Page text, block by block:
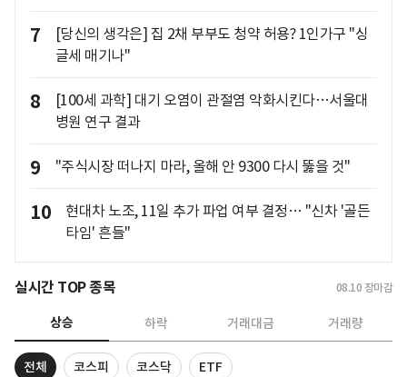
7
[당신의 생각은] 집 2채 부부도 청약 허용? 1인가구 "싱
글세 매기나"
8
[100세 과학] 대기 오염이 관절염 악화시킨다…서울대
병원 연구 결과
9 "주식시장 떠나지 마라, 올해 안 9300 다시 뚫을 것"
10
현대차 노조, 11일 추가 파업 여부 결정… "신차 '골든
타임' 흔들"
실시간 TOP 종목 08.10 장마감
상승 하락 거래대금 거래량
전체 코스피 코스닥 ETF